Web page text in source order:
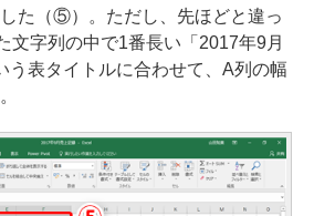
た（⑤）。ただし、先ほどと違っ
文字列の中で1番長い「2017年9月
う表タイトルに合わせて、A列の幅